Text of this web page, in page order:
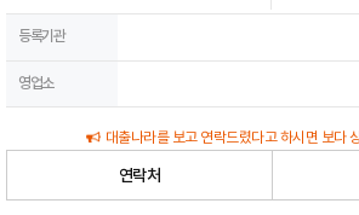
등록기관
영업소
대출나라를 보고 연락드렸다고 하시면 보다
연락처